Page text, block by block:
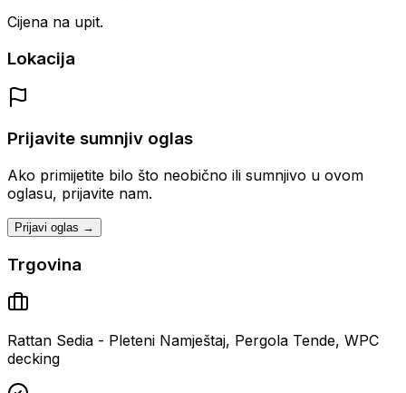
Cijena na upit.
Lokacija
Prijavite sumnjiv oglas
Ako primijetite bilo što neobično ili sumnjivo u ovom
oglasu, prijavite nam.
Prijavi oglas →
Trgovina
Rattan Sedia - Pleteni Namještaj, Pergola Tende, WPC
decking